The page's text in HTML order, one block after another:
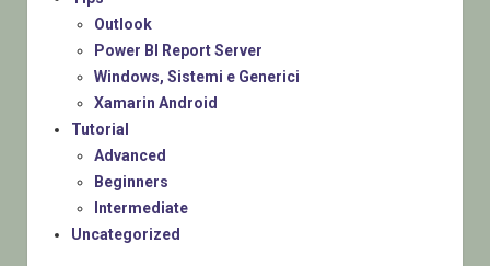
Outlook
Power BI Report Server
Windows, Sistemi e Generici
Xamarin Android
Tutorial
Advanced
Beginners
Intermediate
Uncategorized